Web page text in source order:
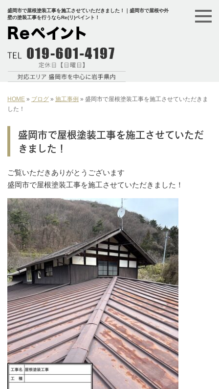
盛岡市で屋根塗装工事を施工させていただきました！｜盛岡市で屋根や外
壁の塗装工事を行うならRe(リ)ペイント！
HOME » ブログ » 施工事例 » 盛岡市で屋根塗装工事を施工させていただきま
した！
盛岡市で屋根塗装工事を施工させていただ
きました！
ご覧いただきありがとうございます
盛岡市で屋根塗装工事を施工させていただきました！